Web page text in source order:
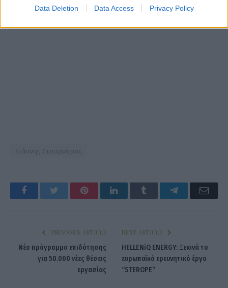
Data Deletion Data Access Privacy Policy
Γιάννης Στουρνάρας
Facebook Twitter PinterestLinkedIn Tumblr Telegram
PREVIOUS ARTICLE
Νέο πρόγραμμα επιδότησης
για 50.000 νέες θέσεις
εργασίας
NEXT ARTICLE
HELLENiQ ENERGY: Ξεκινά το
ευρωπαϊκό ερευνητικό έργο
“STEROPE”